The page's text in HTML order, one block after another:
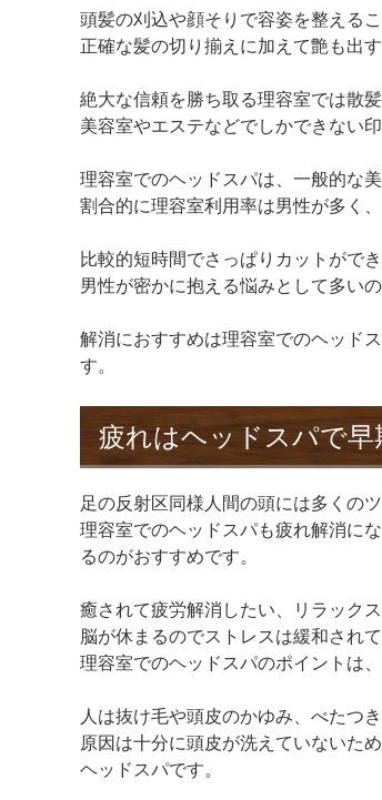
頭髪の刈込や顔そりで容姿を整える
正確な髪の切り揃えに加えて艶も出
絶大な信頼を勝ち取る理容室では散
美容室やエステなどでしかできない
理容室でのヘッドスパは、一般的な
割合的に理容室利用率は男性が多く
比較的短時間でさっぱりカットがで
男性が密かに抱える悩みとして多い
解消におすすめは理容室でのヘッド
す。
疲れはヘッドスパで早
足の反射区同様人間の頭には多くの
理容室でのヘッドスパも疲れ解消に
るのがおすすめです。
癒されて疲労解消したい、リラック
脳が休まるのでストレスは緩和され
理容室でのヘッドスパのポイントは
人は抜け毛や頭皮のかゆみ、べたつ
原因は十分に頭皮が洗えていないた
ヘッドスパです。